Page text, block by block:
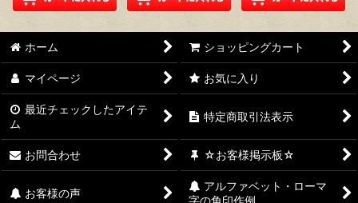
ホーム ショッピングカート
マイページ お気に入り
最近チェックしたアイテ
ム
特定商取引法表示
お問合わせ ☆お客様掲示板☆
お客様の声
アルファベット・ローマ